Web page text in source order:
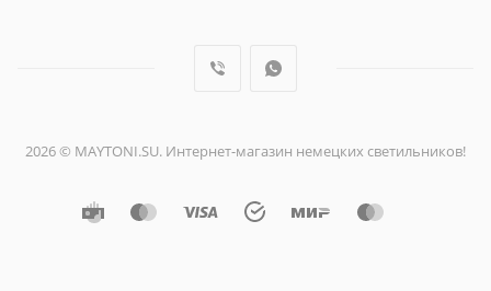
2026 © MAYTONI.SU. Интернет-магазин немецких светильников!